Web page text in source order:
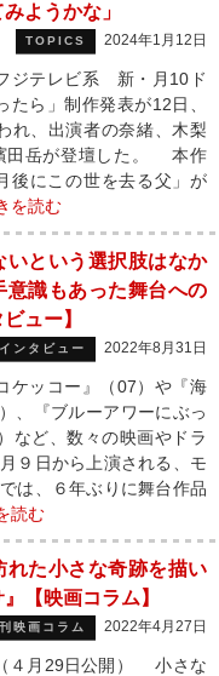
ようかな」
TOPICS 2024年1月12日
ジテレビ系 新・月10ド
たら」制作発表が12日、
れ、出演者の奈緒、木梨
田岳が登壇した。 本作
後にこの世を去る父」が
を読む
いという選択肢はなか
識もあった舞台への
ュー】
インタビュー 2022年8月31日
ケッコー』（07）や『海
、『ブルーアワーにぶっ
など、数々の映画やドラ
９日から上演される、モ
は、６年ぶりに舞台作品
読む
れた小さな奇跡を描い
【映画コラム】
映画コラム 2022年4月27日
４月29日公開） 小さな